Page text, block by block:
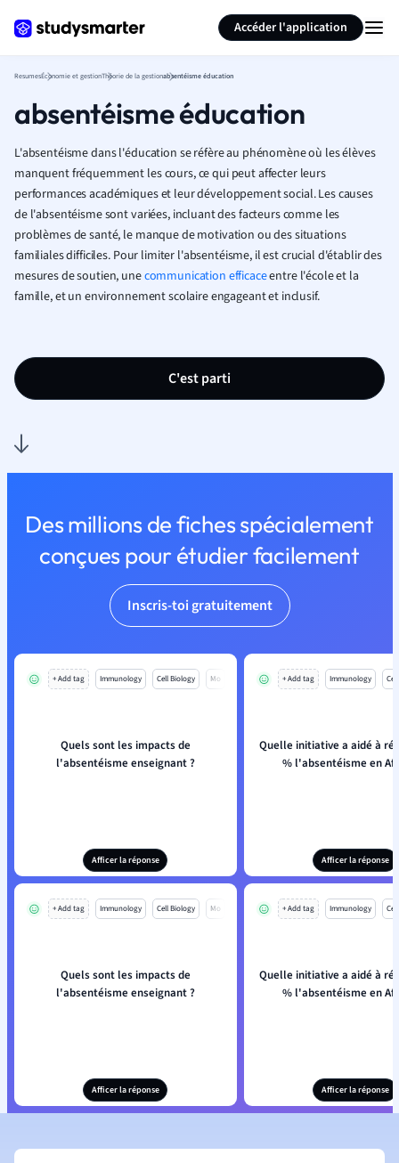
Accéder l'application
ResumesÉconomie et gestionThéorie de la gestionabsentéisme éducation
absentéisme éducation
L'absentéisme dans l'éducation se réfère au phénomène où les élèves
manquent fréquemment les cours, ce qui peut affecter leurs
performances académiques et leur développement social. Les causes
de l'absentéisme sont variées, incluant des facteurs comme les
problèmes de santé, le manque de motivation ou des situations
familiales difficiles. Pour limiter l'absentéisme, il est crucial d'établir des
mesures de soutien, unecommunication efficaceentre l'école et la
famille, et un environnement scolaire engageant et inclusif.
C'est parti
Des millions de fiches spécialement
conçues pour étudier facilement
Inscris-toi gratuitement
+ Add tag Immunology Cell Biology Mo
Quels sont les impacts de
l'absentéisme enseignant ?
Afficer la réponse
+ Add tag Immunology
Quelle initiative a aidé à
% l'absentéisme en
Afficer la réponse
+ Add tag Immunology Cell Biology Mo
Quels sont les impacts de
l'absentéisme enseignant ?
Afficer la réponse
+ Add tag Immunology
Quelle initiative a aidé à
% l'absentéisme en
Afficer la réponse
Résumer la page